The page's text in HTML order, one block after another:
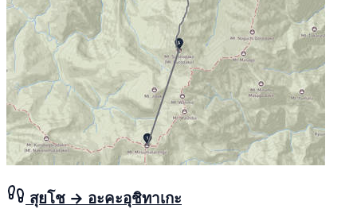
สุยโช → อะคะอุชิทาเกะ